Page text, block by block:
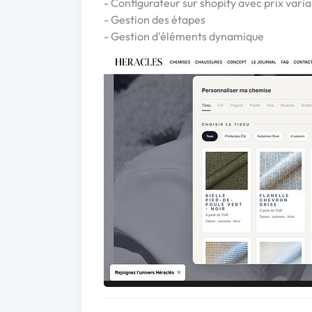
- Gestion des étapes
- Gestion d'éléments dynamique